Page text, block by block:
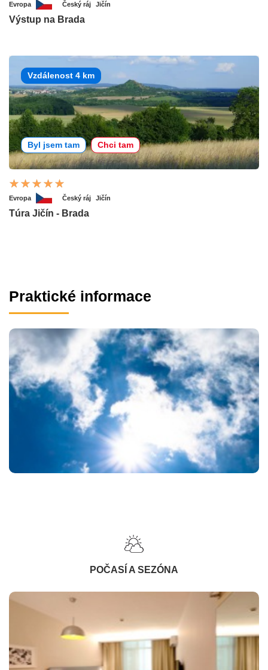
Evropa Český ráj Jičín
Výstup na Brada
Vzdálenost 4 km
Byl jsem tam Chci tam
Evropa Český ráj Jičín
Túra Jičín - Brada
Praktické informace
POČASÍ A SEZÓNA